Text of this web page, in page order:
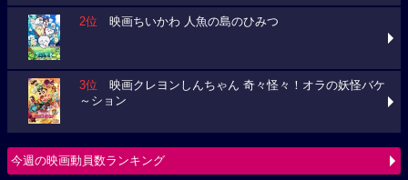
2位 映画ちいかわ 人魚の島のひみつ
3位 映画クレヨンしんちゃん 奇々怪々！オラの妖怪バケ
～ション
今週の映画動員数ランキング